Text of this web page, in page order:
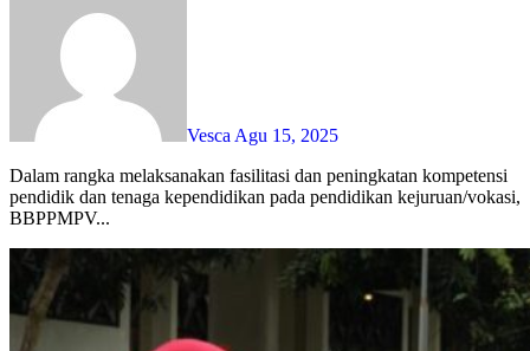
Vesca Agu 15, 2025
Dalam rangka melaksanakan fasilitasi dan peningkatan kompetensi
pendidik dan tenaga kependidikan pada pendidikan kejuruan/vokasi,
BBPPMPV...